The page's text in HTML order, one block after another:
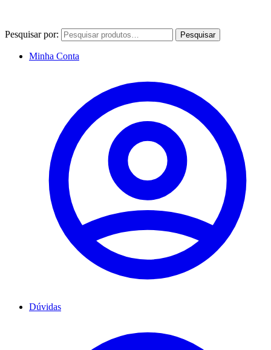
Pesquisar por: Pesquisar
Minha Conta
Dúvidas